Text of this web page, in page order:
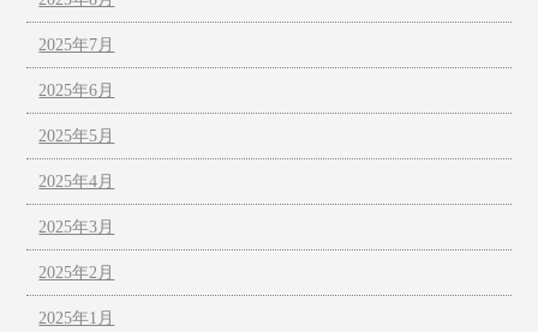
2025年7月
2025年6月
2025年5月
2025年4月
2025年3月
2025年2月
2025年1月